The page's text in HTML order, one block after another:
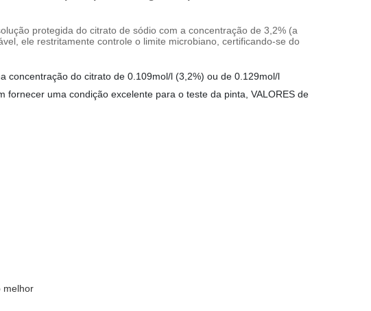
protegida do citrato de sódio com a concentração de 3,2% (a
ele restritamente controle o limite microbiano, certificando-se do
concentração do citrato de 0.109mol/l (3,2%) ou de 0.129mol/l
uma condição excelente para o teste da pinta, VALORES de
melhor